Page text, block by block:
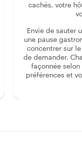
cachés, votre
Envie de sauter
une pause
concentrer sur
de demander.
façonnée
préférences et